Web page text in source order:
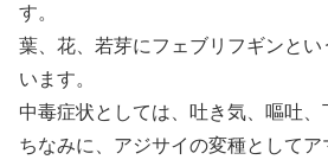
す。
葉、花、若芽にフェブリフギンと
います。
中毒症状としては、吐き気、嘔吐、
ちなみに、アジサイの変種として